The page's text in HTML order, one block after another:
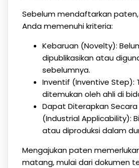
Sebelum mendaftarkan
Anda memenuhi kriteria:
Kebaruan (Novelty):
dipublikasikan atau
sebelumnya.
Inventif (Inventive Step):
ditemukan oleh ahli di
Dapat Diterapkan Secara
(Industrial Applicability):
atau diproduksi dalam
Mengajukan paten
matang, mulai dari dokumen